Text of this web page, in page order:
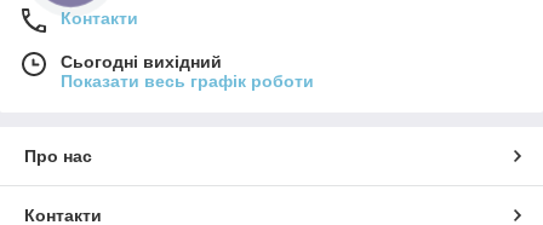
Контакти
Сьогодні вихідний
Показати весь графік роботи
Про нас
Контакти